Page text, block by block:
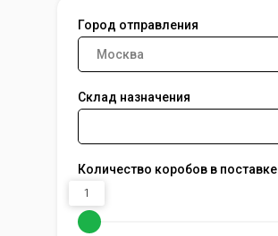
Город отправления
Склад назначения
Количество коробов в поставке
1